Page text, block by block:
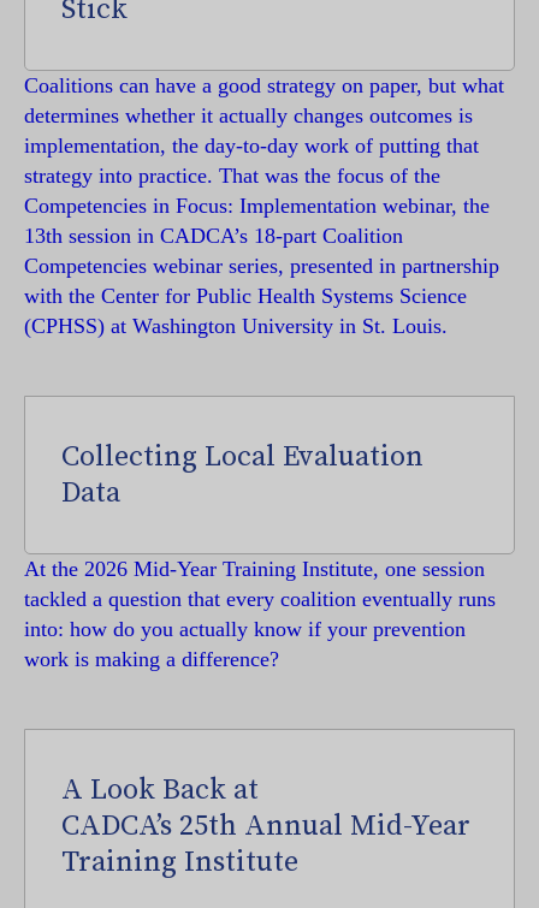
Stick
Coalitions can have a good strategy on paper, but what
determines whether it actually changes outcomes is
implementation, the day-to-day work of putting that
strategy into practice. That was the focus of the
Competencies in Focus: Implementation webinar, the
13th session in CADCA’s 18-part Coalition
Competencies webinar series, presented in partnership
with the Center for Public Health Systems Science
(CPHSS) at Washington University in St. Louis.
Collecting Local Evaluation
Data
At the 2026 Mid-Year Training Institute, one session
tackled a question that every coalition eventually runs
into: how do you actually know if your prevention
work is making a difference?
A Look Back at
CADCA’s 25th Annual Mid-Year
Training Institute